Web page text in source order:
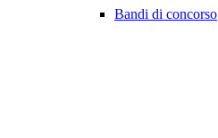
Bandi di concorso